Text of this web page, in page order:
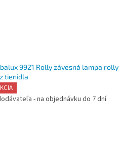
9921 Rolly závesná lampa rolly
tienidla
- na objednávku do 7 dní